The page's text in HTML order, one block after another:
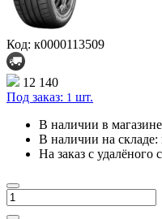
Код: к0000113509
12 140
Под заказ: 1 шт.
В наличии в
В наличии на складе:
На заказ с удалёного